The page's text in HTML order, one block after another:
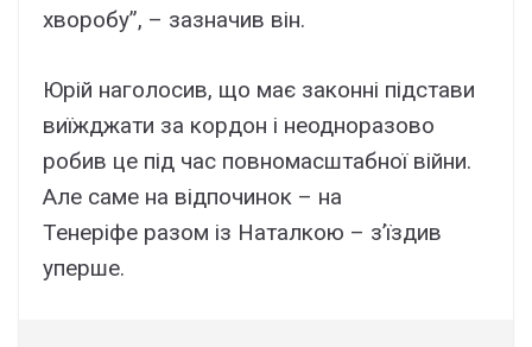
хворобу”, – зазначив він.
Юрій наголосив, що має законні підстави
виїжджати за кордон і неодноразово
робив це під час повномасштабної війни.
Але саме на відпочинок – на
Тенеріфе разом із Наталкою – з’їздив
уперше.